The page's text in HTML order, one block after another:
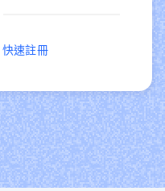
快速註冊